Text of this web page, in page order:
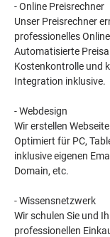
- Online Preisrechner
Unser Preisrechner
professionelles
Automatisierte
Kostenkontrolle und
Integration inklusive.
- Webdesign
Wir erstellen
Optimiert für PC,
inklusive eigenen
Domain, etc.
- Wissensnetzwerk
Wir schulen Sie und
professionellen